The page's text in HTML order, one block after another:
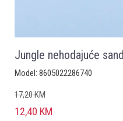
Jungle nehodajuće
Model: 8605022286740
17,20KM
12,40 KM